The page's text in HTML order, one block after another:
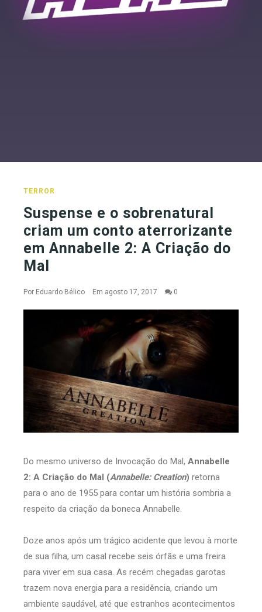
TERROR
Suspense e o sobrenatural
criam um conto aterrorizante
em Annabelle 2: A Criação do
Mal
Por Eduardo Bélico Em agosto 17, 2017 0
Do mesmo universo de Invocação do Mal, Annabelle
2: A Criação do Mal (Annabelle: Creation) retorna
para o ano de 1955 para contar um história sombria a
respeito da criação da boneca Annabelle.
Doze anos após um trágico acidente que levou à morte
de sua filha, um casal recebe seis órfãs e uma freira
para viver em sua casa. As recém chegadas garotas
trazem nova energia para a residência, criando um
ambiente saudável, até que estranhos acontecimentos